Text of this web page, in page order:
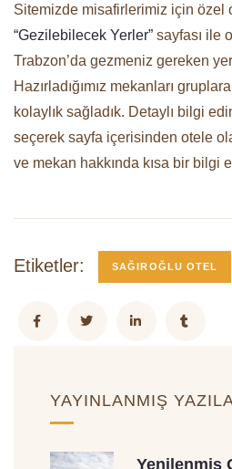
Sitemizde misafirlerimiz için özel
“Gezilebilecek Yerler” sayfası ile
Trabzon’da gezmeniz gereken
Hazırladığımız mekanları
kolaylık sağladık. Detaylı bilgi
seçerek sayfa içerisinden otele
ve mekan hakkında kısa bir bilgi
Etiketler: SAĞIROĞLU OTEL
YAYINLANMIŞ
Yenilenmiş